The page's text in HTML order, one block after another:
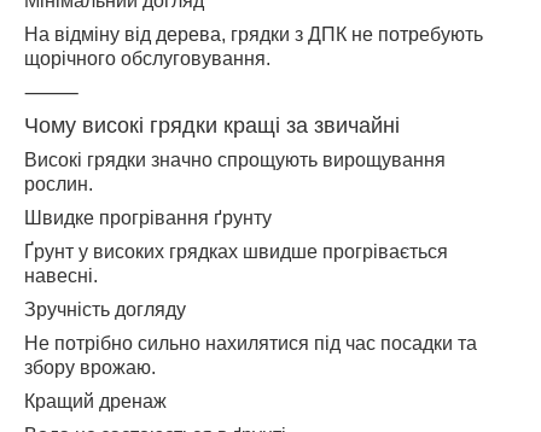
На відміну від дерева, грядки з ДПК не потребують
щорічного обслуговування.
⸻
Чому високі грядки кращі за звичайні
Високі грядки значно спрощують вирощування
рослин.
Швидке прогрівання ґрунту
Ґрунт у високих грядках швидше прогрівається
навесні.
Зручність догляду
Не потрібно сильно нахилятися під час посадки та
збору врожаю.
Кращий дренаж